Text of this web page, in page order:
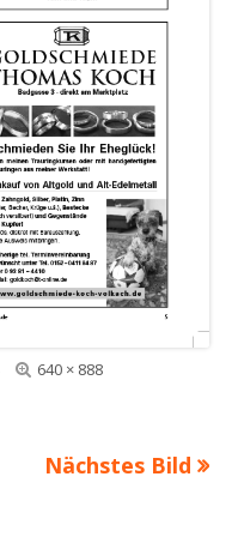
Volle
640 × 888
Nächstes Bild